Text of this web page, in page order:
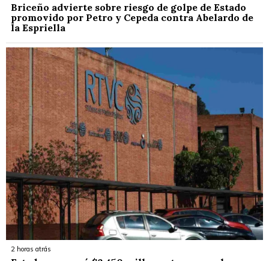
Briceño advierte sobre riesgo de golpe de Estado
promovido por Petro y Cepeda contra Abelardo de
la Espriella
2 horas atrás